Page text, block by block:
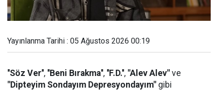
Yayınlanma Tarihi : 05 Ağustos 2026 00:19
''Söz Ver'', ''Beni Bırakma'', ''F.D.'', "Alev Alev" ve
"Dipteyim Sondayım Depresyondayım" gibi